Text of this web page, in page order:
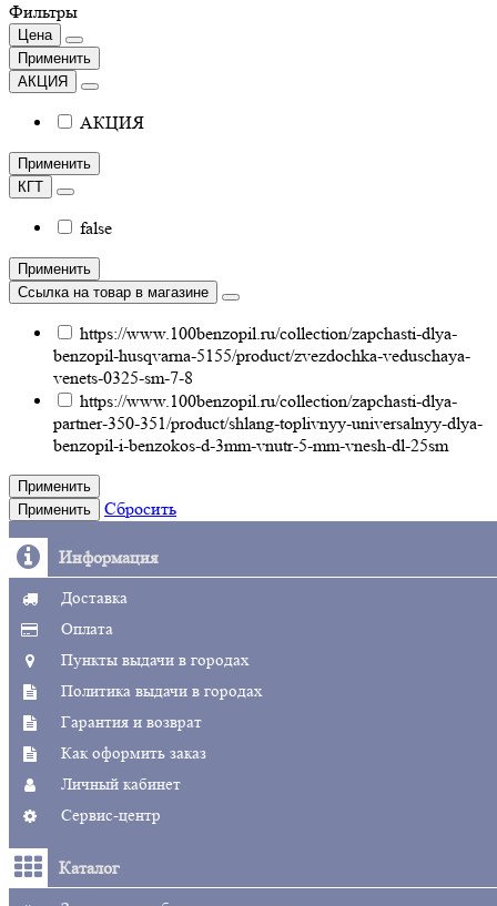
Фильтры
Цена
Применить
АКЦИЯ
АКЦИЯ
Применить
КГТ
false
Применить
Ссылка на товар в магазине
https://www.100benzopil.ru/collection/zapchasti-dlya-
benzopil-husqvarna-5155/product/zvezdochka-veduschaya-
venets-0325-sm-7-8
https://www.100benzopil.ru/collection/zapchasti-dlya-
partner-350-351/product/shlang-toplivnyy-universalnyy-dlya-
benzopil-i-benzokos-d-3mm-vnutr-5-mm-vnesh-dl-25sm
Применить
Применить
Сбросить
Информация
Доставка
Оплата
Пункты выдачи в городах
Политика выдачи в городах
Гарантия и возврат
Как оформить заказ
Личный кабинет
Сервис-центр
Каталог